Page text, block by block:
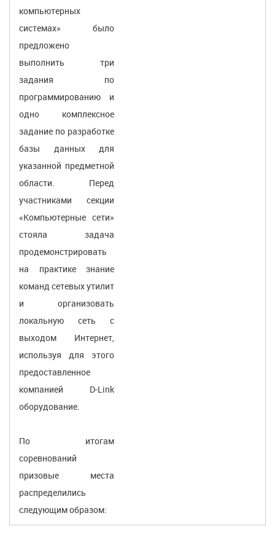
компьютерных
системах» было
предложено
выполнить три
задания по
программированию и
одно комплексное
задание по разработке
базы данных для
указанной предметной
области. Перед
участниками секции
«Компьютерные сети»
стояла задача
продемонстрировать
на практике знание
команд сетевых утилит
и организовать
локальную сеть с
выходом Интернет,
используя для этого
предоставленное
компанией D-Link
оборудование.
По итогам
соревнований
призовые места
распределились
следующим образом: